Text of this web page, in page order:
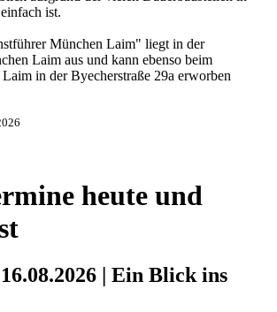
ist.
München Laim" liegt in der
Laim aus und kann ebenso beim
in der Byecherstraße 29a erworben
heute und
| Ein Blick ins